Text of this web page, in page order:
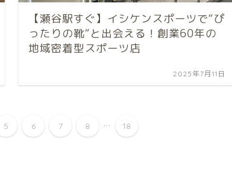
【瀬谷駅すぐ】イシケンスポーツで“ぴ
ったりの靴”と出会える！創業60年の
地域密着型スポーツ店
2025年7月11日
5 6 7 8 ... 18